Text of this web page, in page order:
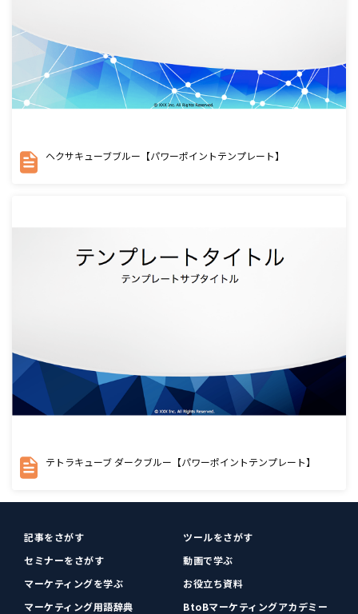
ヘクサキューブブルー【パワーポイントテンプレート】
テトラキューブ ダークブルー【パワーポイントテンプレート】
記事をさがす
ツールをさがす
セミナーをさがす
動画で学ぶ
マーケティングを学ぶ
お役立ち資料
マーケティング用語辞典
BtoBマーケティングアカデミー